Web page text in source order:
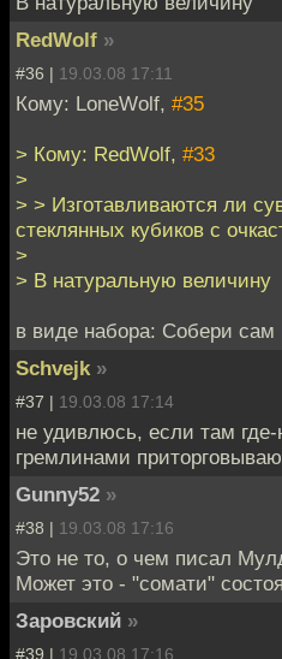
RedWolf »
#36 | 19.03.08 17:11
Кому: LoneWolf, #35
> Кому: RedWolf, #33
>
> > Изготавливаются ли
стеклянных кубиков с
>
> В натуральную величину
в виде набора: Собери сам
Schvejk »
#37 | 19.03.08 17:14
не удивлюсь, если там
гремлинами
Gunny52 »
#38 | 19.03.08 17:16
Это не то, о чем писал
Может это - "сомати"
Заровский »
#39 | 19.03.08 17:16